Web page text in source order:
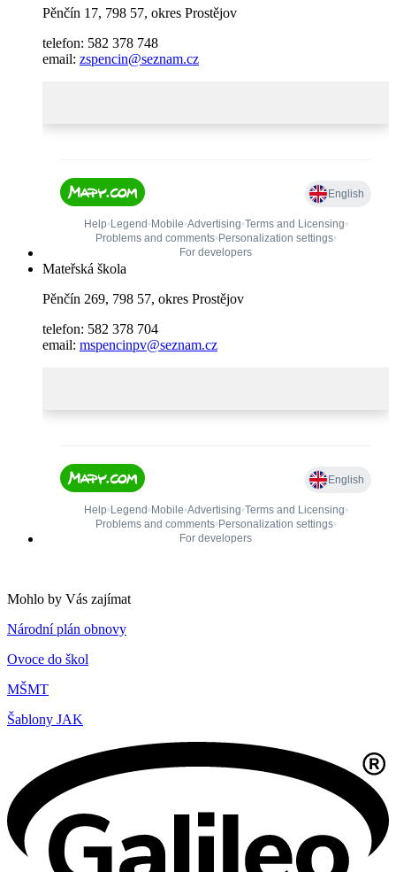
Pěnčín 17, 798 57, okres Prostějov
telefon: 582 378 748
email: zspencin@seznam.cz
Mateřská škola
Pěnčín 269, 798 57, okres Prostějov
telefon: 582 378 704
email: mspencinpv@seznam.cz
Mohlo by Vás zajímat
Národní plán obnovy
Ovoce do škol
MŠMT
Šablony JAK